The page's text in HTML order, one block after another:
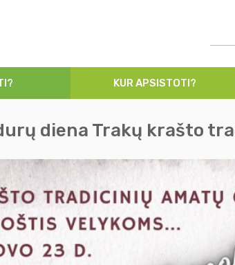
KUR APSISTOTI?
diena Trakų krašto